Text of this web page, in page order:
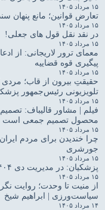
۱۵ مرداد ۱۴۰۵
تعارض قوانین؛ مانع پنهان
۱۵ مرداد ۱۴۰۵
در نقد نقل قول های جعلی!
۱۵ مرداد ۱۴۰۵
معمای ترور لاریجانی: از
پیگیری قوه قضاییه
۱۵ مرداد ۱۴۰۵
حقیقتِ بیرون از قاب؛ مردی
تلویزیونی رئیس‌جمهور
۱۵ مرداد ۱۴۰۵
فیلم | مشاور قالیباف:
محصول تصمیم جمعی است
۱۵ مرداد ۱۴۰۵
چرا خندیدن برای مردم
جورشری
۱۵ مرداد ۱۴۰۵
پزشکیان: در مدیریت دی ۱۴۰۴ آمادگی لازم نبود
۱۵ مرداد ۱۴۰۵
از منیت تا وحدت؛ روایت
سیاست‌ورزی | ابراهیم شیخ
۱۴ مرداد ۱۴۰۵